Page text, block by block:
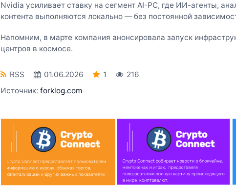
Nvidia усиливает ставку на сегмент AI-PC, где ИИ-агенты,
контента выполняются локально — без постоянной
Напомним, в марте компания анонсировала запуск
центров в космосе.
RSS 01.06.2026 1
216
Источник: forklog.com